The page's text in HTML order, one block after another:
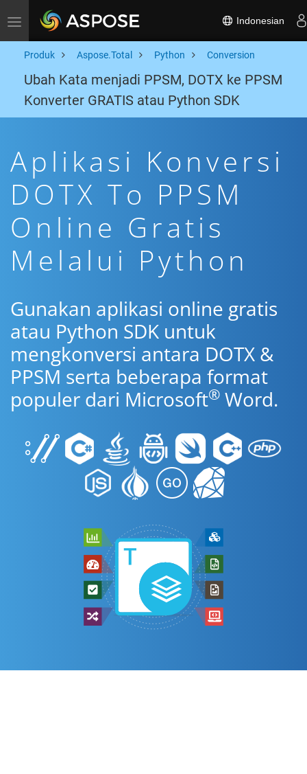
Toggle navigation Indonesian
Produk Aspose.Total Python Conversion
Ubah Kata menjadi PPSM, DOTX ke PPSM
Konverter GRATIS atau Python SDK
Aplikasi Konversi
DOTX To PPSM
Online Gratis
Melalui Python
Gunakan aplikasi online gratis
atau Python SDK untuk
mengkonversi antara DOTX &
PPSM serta beberapa format
populer dari Microsoft® Word.